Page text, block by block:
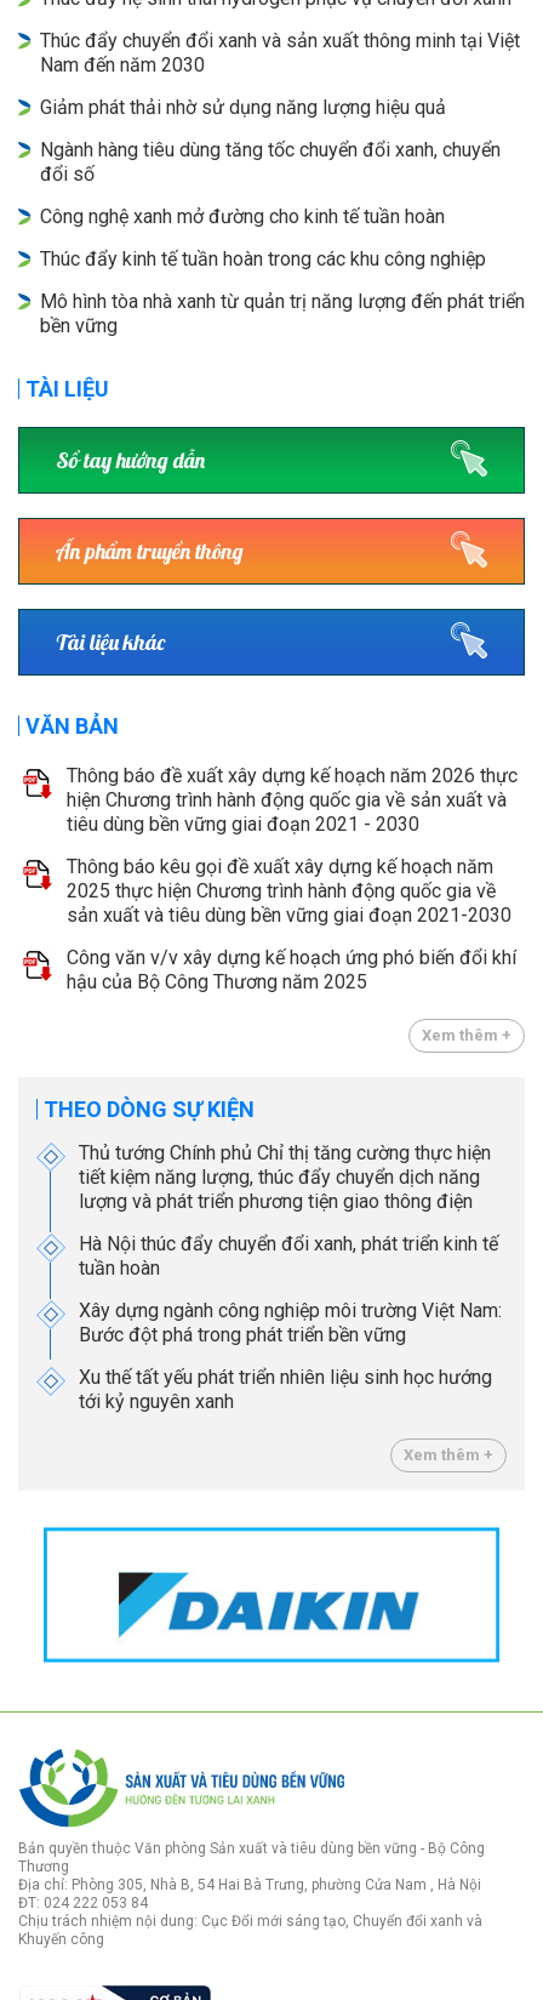
Thúc đẩy chuyển đổi xanh và sản xuất thông minh tại Việt
Nam đến năm 2030
Giảm phát thải nhờ sử dụng năng lượng hiệu quả
Ngành hàng tiêu dùng tăng tốc chuyển đổi xanh, chuyển
đổi số
Công nghệ xanh mở đường cho kinh tế tuần hoàn
Thúc đẩy kinh tế tuần hoàn trong các khu công nghiệp
Mô hình tòa nhà xanh từ quản trị năng lượng đến phát triển
bền vững
TÀI LIỆU
Sổ tay hướng dẫn
Ấn phẩm truyền thông
Tài liệu khác
VĂN BẢN
Thông báo đề xuất xây dựng kế hoạch năm 2026 thực
hiện Chương trình hành động quốc gia về sản xuất và
tiêu dùng bền vững giai đoạn 2021 - 2030
Thông báo kêu gọi đề xuất xây dựng kế hoạch năm
2025 thực hiện Chương trình hành động quốc gia về
sản xuất và tiêu dùng bền vững giai đoạn 2021-2030
Công văn v/v xây dựng kế hoạch ứng phó biến đổi khí
hậu của Bộ Công Thương năm 2025
Xem thêm +
THEO DÒNG SỰ KIỆN
Thủ tướng Chính phủ Chỉ thị tăng cường thực hiện
tiết kiệm năng lượng, thúc đẩy chuyển dịch năng
lượng và phát triển phương tiện giao thông điện
Hà Nội thúc đẩy chuyển đổi xanh, phát triển kinh tế
tuần hoàn
Xây dựng ngành công nghiệp môi trường Việt Nam:
Bước đột phá trong phát triển bền vững
Xu thế tất yếu phát triển nhiên liệu sinh học hướng
tới kỷ nguyên xanh
Xem thêm +
Bản quyền thuộc Văn phòng Sản xuất và tiêu dùng bền vững - Bộ Công
Thương
Địa chỉ: Phòng 305, Nhà B, 54 Hai Bà Trưng, phường Cửa Nam , Hà Nội
ĐT: 024 222 053 84
Chịu trách nhiệm nội dung: Cục Đổi mới sáng tạo, Chuyển đổi xanh và
Khuyến công